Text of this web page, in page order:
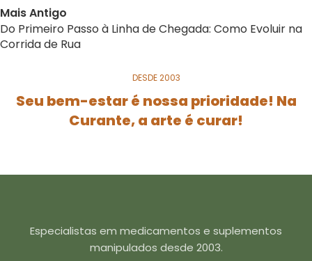
Mais Antigo
Do Primeiro Passo à Linha de Chegada: Como Evoluir na
Corrida de Rua
DESDE 2003
Seu bem-estar é nossa prioridade! Na
Curante, a arte é curar!
Especialistas em medicamentos e suplementos
manipulados desde 2003.